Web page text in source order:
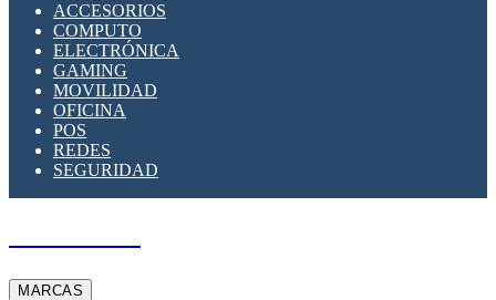
SUPRESOR DE TRANSIENTES SPDS PARA
APLICACIONES FOTOVOLTAICAS
ACCESORIOS
COMPUTO
ELECTRÓNICA
GAMING
MOVILIDAD
OFICINA
POS
REDES
SEGURIDAD
MARCAS